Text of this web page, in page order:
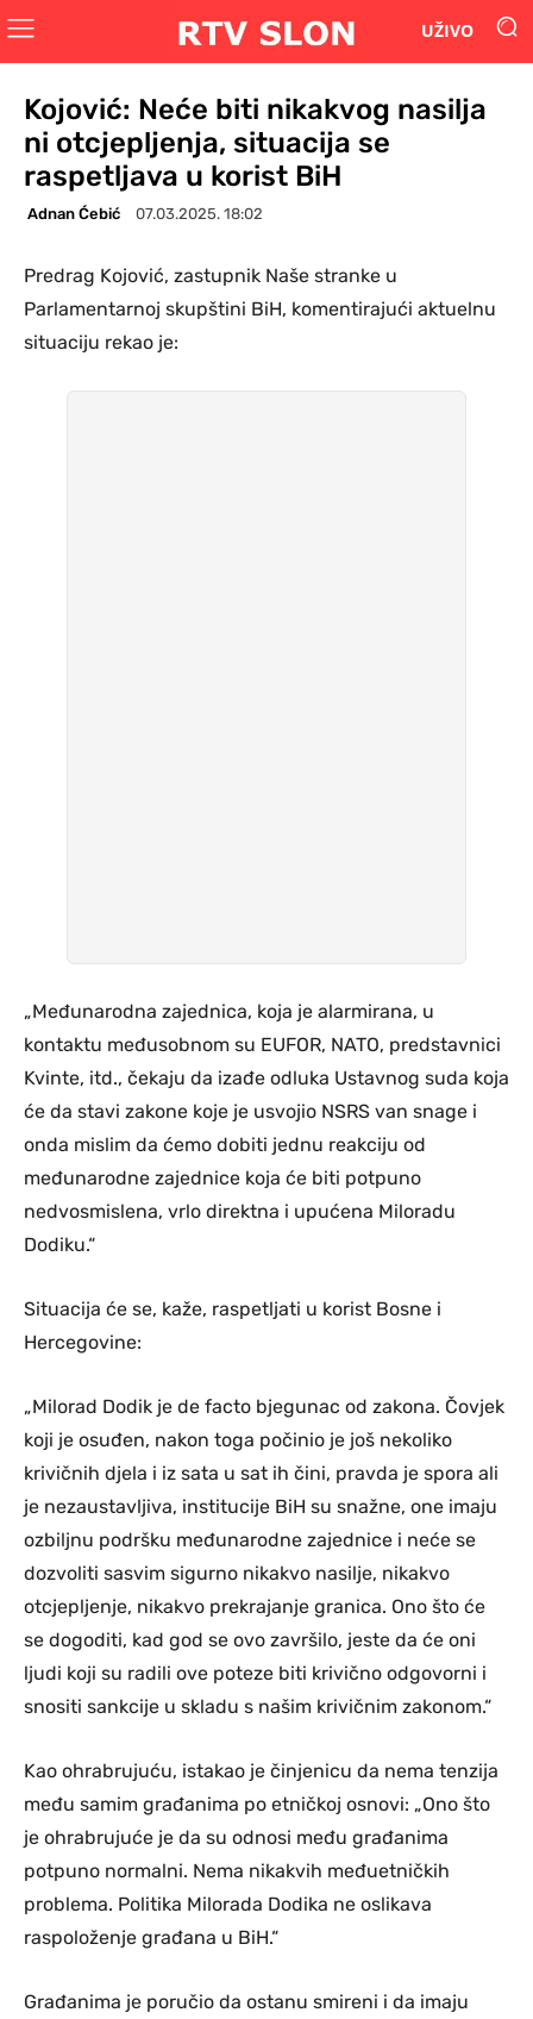
UŽIVO
Kojović: Neće biti nikakvog nasilja
ni otcjepljenja, situacija se
raspetljava u korist BiH
Adnan Ćebić 07.03.2025. 18:02
Predrag Kojović, zastupnik Naše stranke u
Parlamentarnoj skupštini BiH, komentirajući aktuelnu
situaciju rekao je:
„Međunarodna zajednica, koja je alarmirana, u
kontaktu međusobnom su EUFOR, NATO, predstavnici
Kvinte, itd., čekaju da izađe odluka Ustavnog suda koja
će da stavi zakone koje je usvojio NSRS van snage i
onda mislim da ćemo dobiti jednu reakciju od
međunarodne zajednice koja će biti potpuno
nedvosmislena, vrlo direktna i upućena Miloradu
Dodiku.“
Situacija će se, kaže, raspetljati u korist Bosne i
Hercegovine:
„Milorad Dodik je de facto bjegunac od zakona. Čovjek
koji je osuđen, nakon toga počinio je još nekoliko
krivičnih djela i iz sata u sat ih čini, pravda je spora ali
je nezaustavljiva, institucije BiH su snažne, one imaju
ozbiljnu podršku međunarodne zajednice i neće se
dozvoliti sasvim sigurno nikakvo nasilje, nikakvo
otcjepljenje, nikakvo prekrajanje granica. Ono što će
se dogoditi, kad god se ovo završilo, jeste da će oni
ljudi koji su radili ove poteze biti krivično odgovorni i
snositi sankcije u skladu s našim krivičnim zakonom.“
Kao ohrabrujuću, istakao je činjenicu da nema tenzija
među samim građanima po etničkoj osnovi: „Ono što
je ohrabrujuće je da su odnosi među građanima
potpuno normalni. Nema nikakvih međuetničkih
problema. Politika Milorada Dodika ne oslikava
raspoloženje građana u BiH.“
Građanima je poručio da ostanu smireni i da imaju